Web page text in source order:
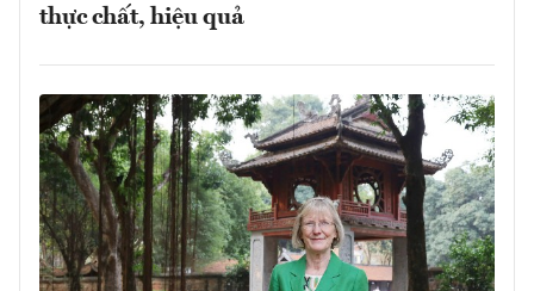
thực chất, hiệu quả